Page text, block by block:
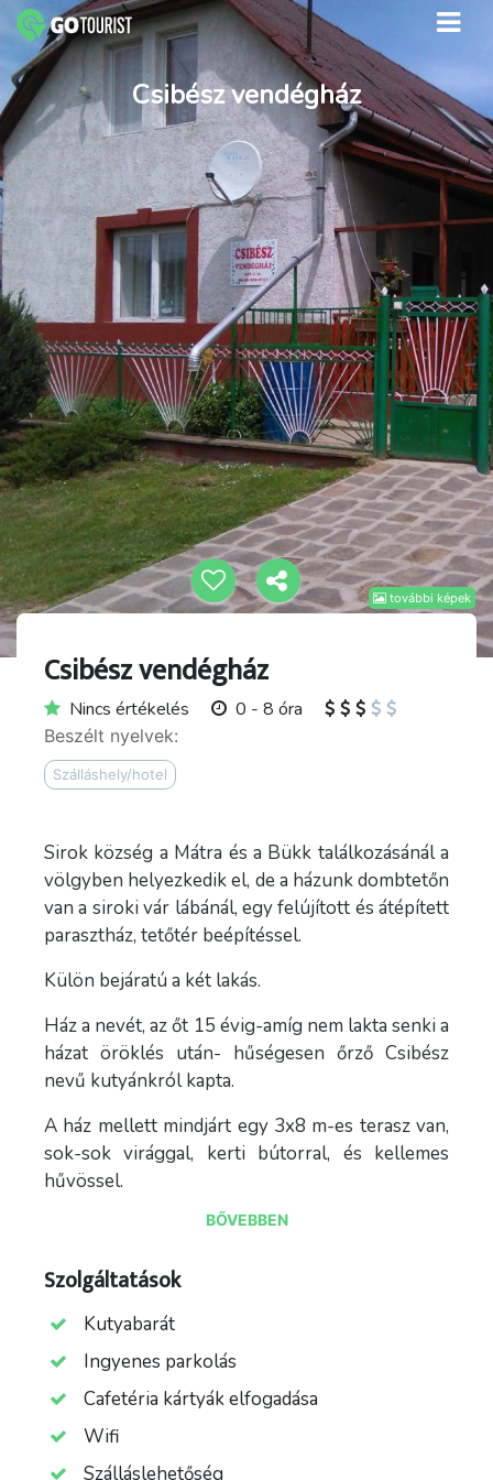
további képek
Csibész vendégház
Csibész vendégház
Nincs értékelés 0 - 8 óra
Beszélt nyelvek:
Szálláshely/hotel
Sirok község a Mátra és a Bükk találkozásánál a
völgyben helyezkedik el, de a házunk dombtetőn
van a siroki vár lábánál, egy felújított és átépített
parasztház, tetőtér beépítéssel.
Külön bejáratú a két lakás.
Ház a nevét, az őt 15 évig-amíg nem lakta senki a
házat öröklés után- hűségesen őrző Csibész
nevű kutyánkról kapta.
A ház mellett mindjárt egy 3x8 m-es terasz van,
sok-sok virággal, kerti bútorral, és kellemes
hűvössel.
Az udvaron lehet hűsölni a medencében vagy
Bográcsoló a finom slambuc elkészítéséhez,
kerti rönkülőke asztallal, ahol napernyő alatt
lehet poharazgatni és figyelni a pancsolókat.
A vendégházban sokféle játék található kint és
bent gyerekeknek és felnőttek is egyaránt.
Az udvarnak van egy hátsó lekerített része, ami a
BŐVEBBEN
Szolgáltatások
Kutyabarát
Ingyenes parkolás
Cafetéria kártyák elfogadása
Wifi
Szálláslehetőség